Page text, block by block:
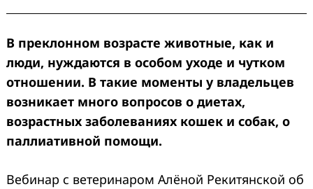
В преклонном возрасте животные, как и
люди, нуждаются в особом уходе и чутком
отношении. В такие моменты у владельцев
возникает много вопросов о диетах,
возрастных заболеваниях кошек и собак, о
паллиативной помощи.
Вебинар с ветеринаром Алёной Рекитянской об